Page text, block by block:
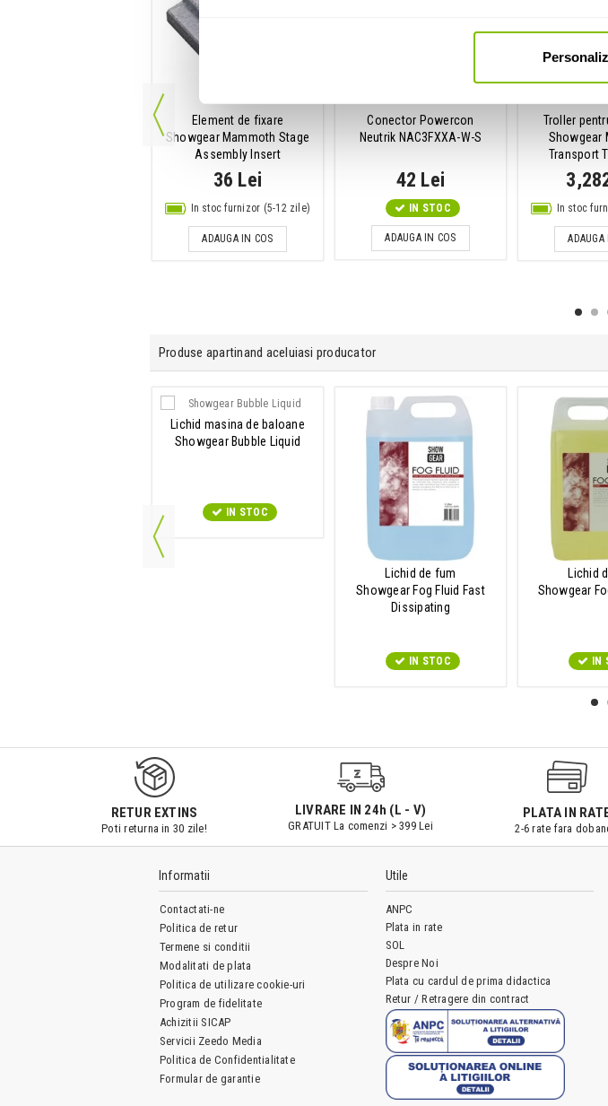
Element de fixare
Showgear Mammoth Stage
Assembly Insert
36 Lei
In stoc furnizor (5-12 zile)
ADAUGA IN COS
Conector Powercon
Neutrik NAC3FXXA-W-S
42 Lei
IN STOC
ADAUGA IN COS
Troller
Showgear
Transport
In stoc
ADAUGA
Produse apartinand aceluiasi producator
Lichid masina de baloane
Showgear Bubble Liquid
IN STOC
Lichid de fum
Showgear Fog Fluid Fast
Dissipating
IN STOC
Lichid
Showgear
IN
RETUR EXTINS
Poti returna in 30 zile!
LIVRARE IN 24h (L - V)
GRATUIT La comenzi > 399 Lei
PLATA IN
2-6 rate fara
Informatii
Contactati-ne
Politica de retur
Termene si conditii
Modalitati de plata
Politica de utilizare cookie-uri
Program de fidelitate
Achizitii SICAP
Servicii Zeedo Media
Politica de Confidentialitate
Formular de garantie
Utile
ANPC
Plata in rate
SOL
Despre Noi
Plata cu cardul de prima didactica
Retur / Retragere din contract